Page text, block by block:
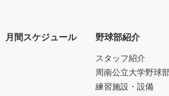
月間スケジュール 野球部紹介
スタッフ紹介
周南公立大学野球
練習施設・設備